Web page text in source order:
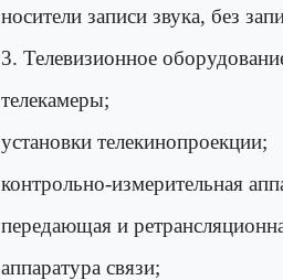
носители записи звука, без
3. Телевизионное
телекамеры;
установки телекинопроекции;
контрольно-измерительная
передающая и
аппаратура связи;